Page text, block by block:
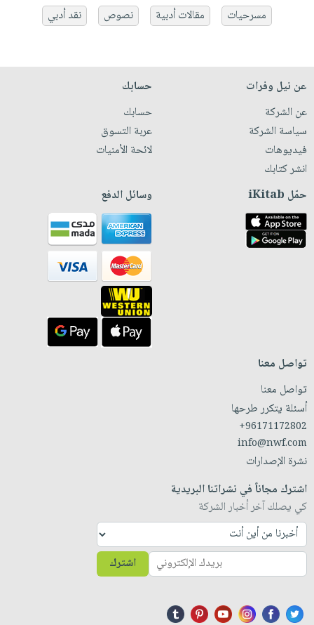
مسرحيات
مقالات أدبية نصوص نقد أدبي
عن نيل وفرات
عن الشركة
سياسة الشركة
فيديوهات
انشر كتابك
حسابك
حسابك
عربة التسوق
لائحة الأمنيات
حمّل iKitab وسائل الدفع
تواصل معنا
تواصل معنا
أسئلة يتكرر طرحها
+96171172802
info@nwf.com
نشرة الإصدارات
اشترك مجاناً في نشراتنا البريدية
كي يصلك آخر أخبار الشركة
اشترك